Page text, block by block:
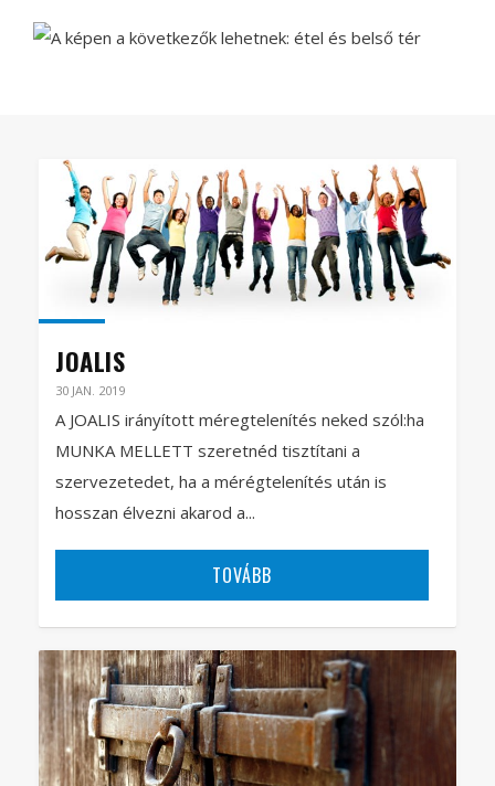
JOALIS
30 JAN. 2019
A JOALIS irányított méregtelenítés neked szól:ha
MUNKA MELLETT szeretnéd tisztítani a
szervezetedet, ha a mérégtelenítés után is
hosszan élvezni akarod a...
TOVÁBB